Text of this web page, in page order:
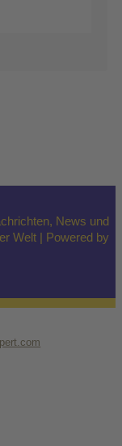
News und
Welt | Powered by